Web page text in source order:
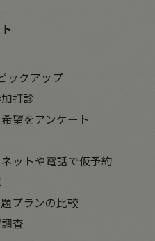
ックアップ
打診
望をアンケート
ットや電話で仮予約
プランの比較
査